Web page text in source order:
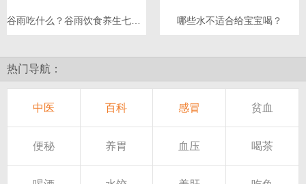
哪些水不适合给宝宝喝？
热门导航：
中医 百科 感冒 贫血
便秘 养胃 血压 喝茶